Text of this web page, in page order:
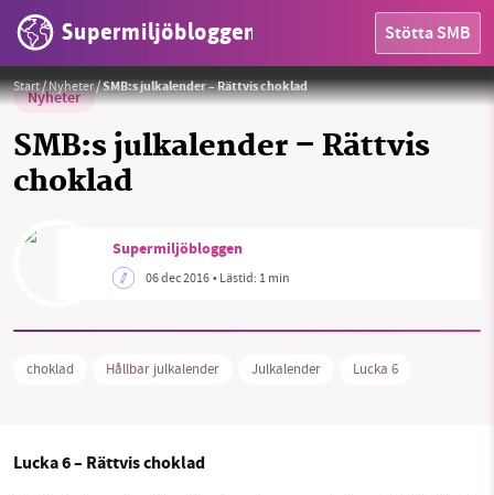
Supermiljöbloggen Stötta SMB
OMRÅDEN
OM OSS
Start/Nyheter/SMB:s julkalender – Rättvis choklad
Nyheter
SMB:s julkalender – Rättvis
choklad
3268zauber (CC BY-SA 3.0)
Supermiljöbloggen
06 dec 2016• Lästid: 1 min
choklad Hållbar julkalender Julkalender Lucka 6
Lucka 6 – Rättvis choklad